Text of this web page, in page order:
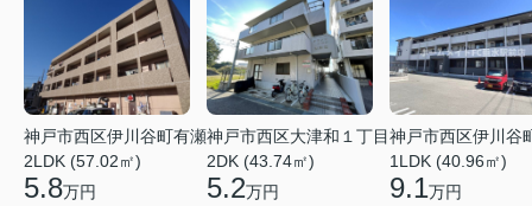
神戸市西区伊川谷町有瀬
2LDK (57.02㎡)
5.8万円
神戸市西区大津和１丁目
2DK (43.74㎡)
5.2万円
神戸市西区伊川谷
1LDK (40.96㎡)
9.1万円